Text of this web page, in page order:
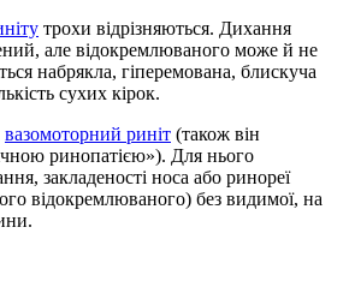
трохи відрізняються. Дихання
але відокремлюваного може й не
набрякла, гіперемована, блискуча
сухих кірок.
вазомоторний риніт (також він
ринопатією»). Для нього
закладеності носа або ринореї
відокремлюваного) без видимої, на